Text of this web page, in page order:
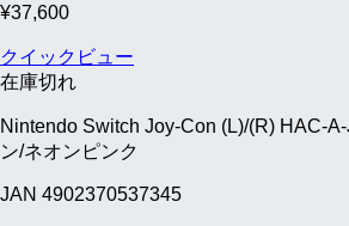
¥37,600
クイックビュー
在庫切れ
Nintendo Switch Joy-Con (L)/(R) HAC-
ン/ネオンピンク
JAN 4902370537345